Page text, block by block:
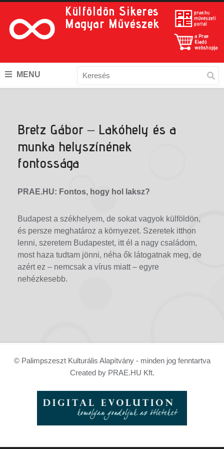
Külföldön Sikeres
Magyar Művészek
MENU
Bretz Gábor – Lakóhely és a
munka helyszínének
fontossága
PRAE.HU: Fontos, hogy hol laksz?
Budapest a székhelyem, de sokat vagyok külföldön,
és persze meghatároz a környezet. Szeretek itthon
lenni, szeretem Budapestet, itt él a nagy családom,
most haza tudtam jönni, néha ők látogatnak meg, de
azért ez – nemcsak a vírus miatt – egyre
nehézkesebb.
© Palimpszeszt Kulturális Alapítvány - minden jog fenntartva
Created by PRAE.HU Kft.